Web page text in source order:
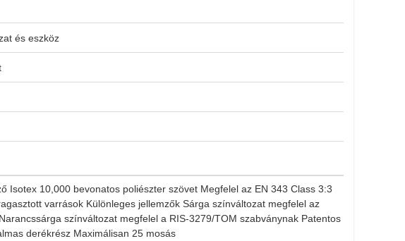
és eszköz
Isotex 10,000 bevonatos poliészter szövet Megfelel az EN 343 Class 3:3
varrások Különleges jellemzők Sárga színváltozat megfelel az
színváltozat megfelel a RIS-3279/TOM szabványnak Patentos
derékrész Maximálisan 25 mosás